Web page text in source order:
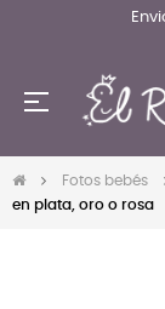
☰
Fotos bebés
en plata, oro o rosa